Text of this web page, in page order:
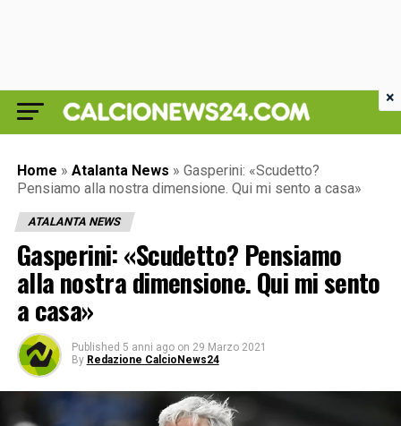
Home » Atalanta News » Gasperini: «Scudetto?
Pensiamo alla nostra dimensione. Qui mi sento a casa»
ATALANTA NEWS
Gasperini: «Scudetto? Pensiamo
alla nostra dimensione. Qui mi sento
a casa»
Published 5 anni ago on 29 Marzo 2021
By Redazione CalcioNews24
×